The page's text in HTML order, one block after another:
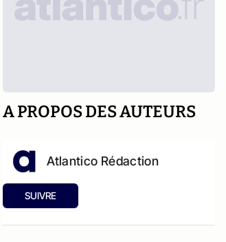
A PROPOS DES AUTEURS
Atlantico Rédaction
SUIVRE